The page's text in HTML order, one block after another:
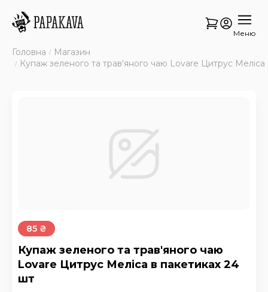
Меню
Головна
Магазин
Купаж зеленого та трав'яного чаю Lovare Цитрус
85 ₴
Купаж зеленого та трав'яного чаю
Lovare Цитрус Меліса в пакетиках 24
шт